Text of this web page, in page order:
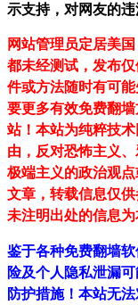
示支持，对网友的
网站管理员定居美
都未经测试，发布
件或方法随时有可
要更多有效免费翻
站！ 本站为纯粹技
由，反对恐怖主义
极端主义的政治观
文章，转载信息仅
未注明出处的信息为
鉴于各种免费翻墙
险及个人隐私泄漏
防护措施！本站无